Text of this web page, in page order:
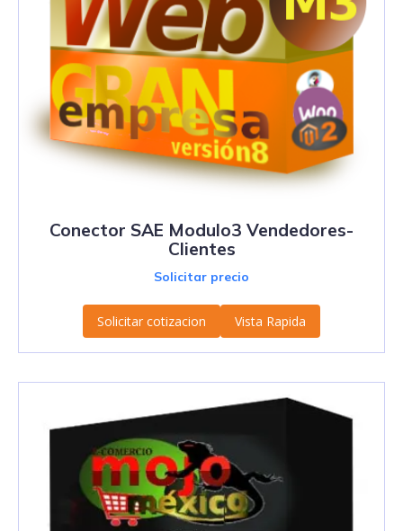
Conector SAE Modulo3 Vendedores-
Clientes
Solicitar precio
Solicitar cotizacion Vista Rapida